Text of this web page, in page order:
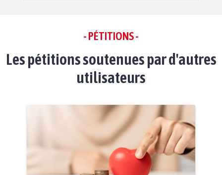
- PÉTITIONS -
Les pétitions soutenues par d'autres
utilisateurs